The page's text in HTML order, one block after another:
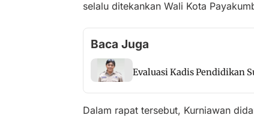
selalu ditekankan Wali Kota
Baca Juga
Evaluasi Kadis Pendidikan
Dalam rapat tersebut, Kurniawan